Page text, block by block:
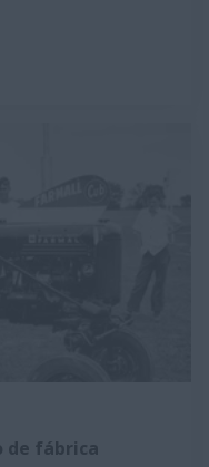
de fábrica